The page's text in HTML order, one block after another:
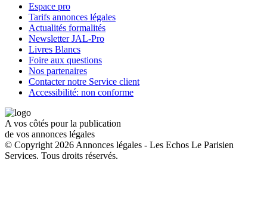
Espace pro
Tarifs annonces légales
Actualités formalités
Newsletter JAL-Pro
Livres Blancs
Foire aux questions
Nos partenaires
Contacter notre Service client
Accessibilité: non conforme
A vos côtés pour la publication
de vos annonces légales
© Copyright 2026 Annonces légales - Les Echos Le Parisien
Services. Tous droits réservés.